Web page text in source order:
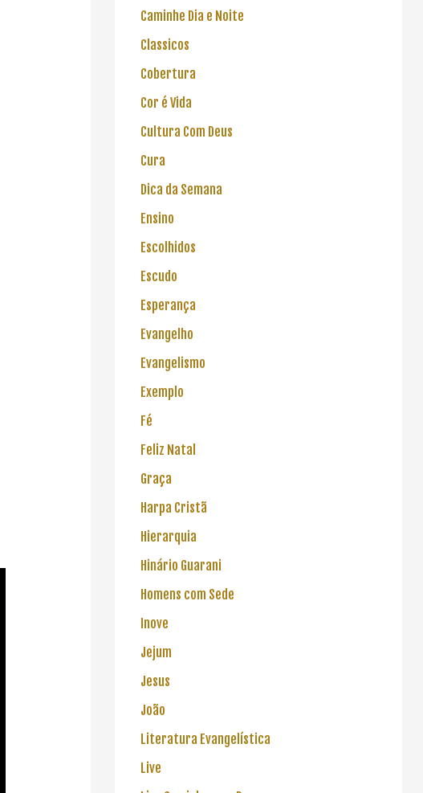
Caminhe Dia e Noite
Classicos
Cobertura
Cor é Vida
Cultura Com Deus
Cura
Dica da Semana
Ensino
Escolhidos
Escudo
Esperança
Evangelho
Evangelismo
Exemplo
Fé
Feliz Natal
Graça
Harpa Cristã
Hierarquia
Hinário Guarani
Homens com Sede
Inove
Jejum
Jesus
João
Literatura Evangelística
Live